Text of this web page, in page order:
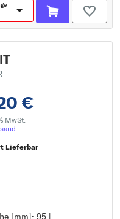
€
MwSt.
Lieferbar
[mm]: 95 |